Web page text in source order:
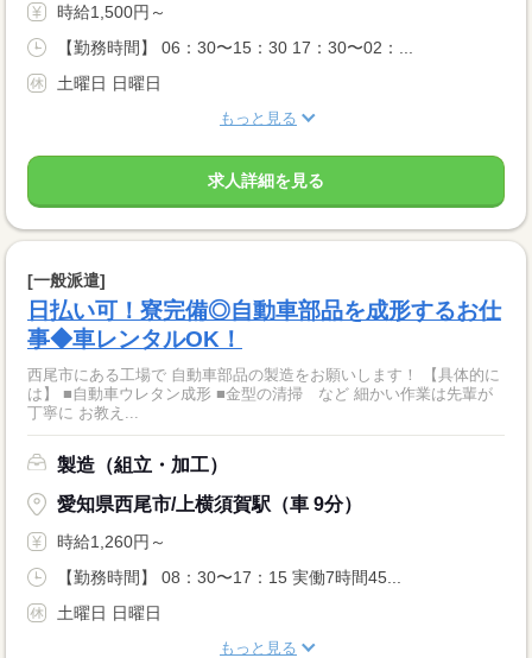
時給1,500円～
【勤務時間】 06：30〜15：30 17：30〜02：...
土曜日 日曜日
もっと見る
求人詳細を見る
[一般派遣]
日払い可！寮完備◎自動車部品を成形するお仕
事◆車レンタルOK！
西尾市にある工場で 自動車部品の製造をお願いします！ 【具体的に
は】 ■自動車ウレタン成形 ■金型の清掃 など 細かい作業は先輩が
丁寧に お教え...
製造（組立・加工）
愛知県西尾市/上横須賀駅（車 9分）
時給1,260円～
【勤務時間】 08：30〜17：15 実働7時間45...
土曜日 日曜日
もっと見る